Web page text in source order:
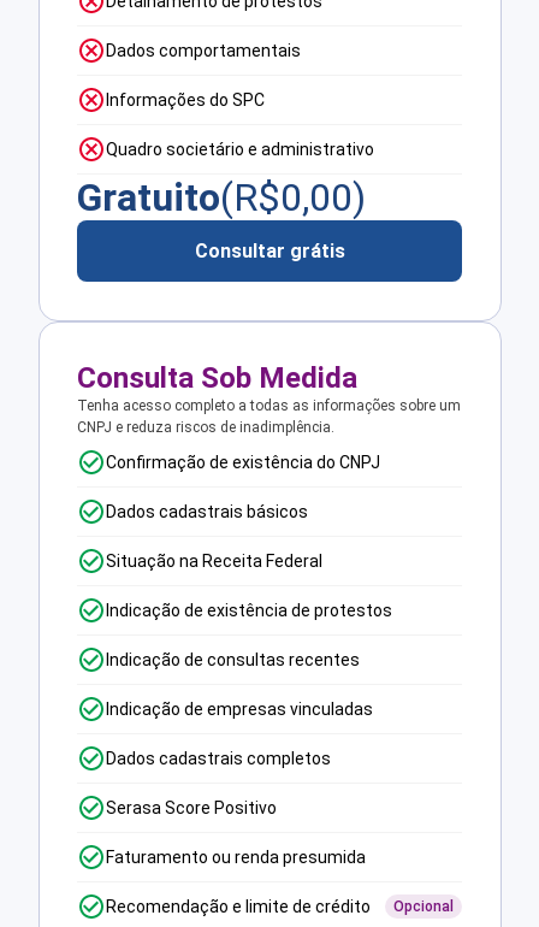
Dados comportamentais
Informações do SPC
Quadro societário e administrativo
Gratuito(R$0,00)
Consultar grátis
Consulta Sob Medida
Tenha acesso completo a todas as informações sobre um
CNPJ e reduza riscos de inadimplência.
Confirmação de existência do CNPJ
Dados cadastrais básicos
Situação na Receita Federal
Indicação de existência de protestos
Indicação de consultas recentes
Indicação de empresas vinculadas
Dados cadastrais completos
Serasa Score Positivo
Faturamento ou renda presumida
Recomendação e limite de crédito Opcional